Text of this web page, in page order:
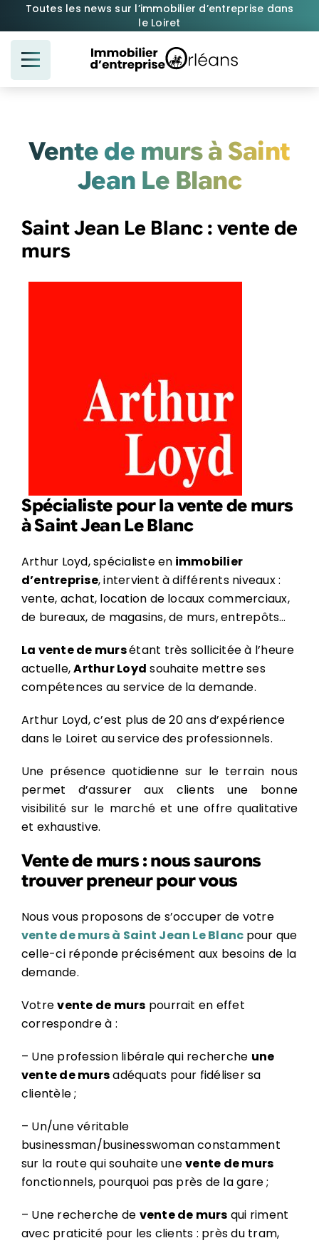
Passer
contenu
Toutes les news sur l’immobilier d’entreprise dans
le Loiret
Vente de murs à Saint
Jean Le Blanc
Saint Jean Le Blanc : vente de
murs
Spécialiste pour la vente de murs
à Saint Jean Le Blanc
Arthur Loyd, spécialiste en immobilier
d’entreprise, intervient à différents niveaux :
vente, achat, location de locaux commerciaux,
de bureaux, de magasins, de murs, entrepôts…
La vente de mursétant très sollicitée à l’heure
actuelle,Arthur Loyd souhaite mettre ses
compétences au service de la demande.
Arthur Loyd, c’est plus de 20 ans d’expérience
dans le Loiret au service des professionnels.
Une présence quotidienne sur le terrain nous
permet d’assurer aux clients une bonne
visibilité sur le marché et une offre qualitative
et exhaustive.
Vente de murs : nous saurons
trouver preneur pour vous
Nous vous proposons de s’occuper de votre
vente de murs à Saint Jean Le Blanc pour que
celle-ci réponde précisément aux besoins de la
demande.
Votrevente de murs pourrait en effet
correspondre à :
– Une profession libérale qui recherche une
vente de mursadéquats pour fidéliser sa
clientèle ;
– Un/une véritable
businessman/businesswoman constamment
sur la route qui souhaite unevente de murs
fonctionnels, pourquoi pas près de la gare ;
– Une recherche de vente de murs qui riment
avec praticité pour les clients : près du tram,